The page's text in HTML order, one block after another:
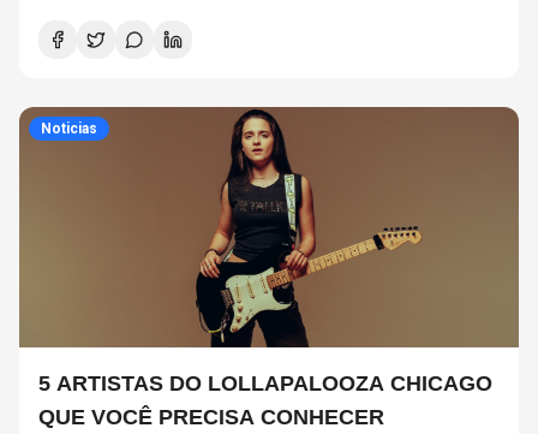
Noticias
5 ARTISTAS DO LOLLAPALOOZA CHICAGO
QUE VOCÊ PRECISA CONHECER